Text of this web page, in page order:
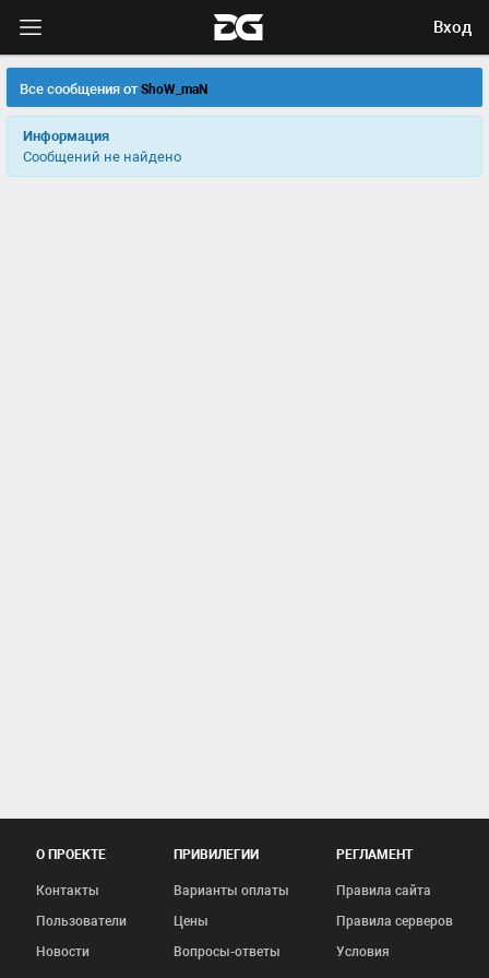
Вход
Все сообщения отShoW_maN
Информация
Сообщений не найдено
О ПРОЕКТЕ
Контакты
Пользователи
Новости
ПРИВИЛЕГИИ
Варианты оплаты
Цены
Вопросы-ответы
РЕГЛАМЕНТ
Правила сайта
Правила серверов
Условия